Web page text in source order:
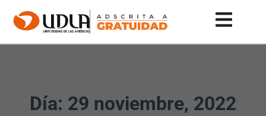
Día: 29 noviembre, 2022